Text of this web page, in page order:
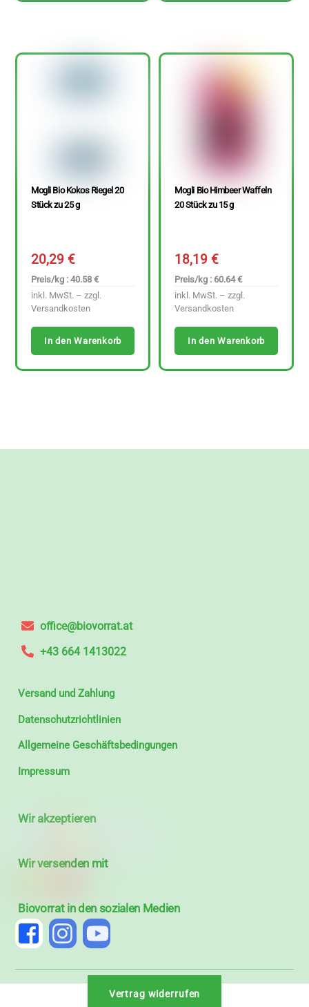
Mogli Bio Kokos Riegel 20
Stück zu 25 g
20,29€
Preis/kg : 40.58 €
inkl. MwSt. – zzgl.
Versandkosten
In den Warenkorb
Mogli Bio Himbeer Waffeln
20 Stück zu 15 g
18,19€
Preis/kg : 60.64 €
inkl. MwSt. – zzgl.
Versandkosten
In den Warenkorb
office@biovorrat.at
+43 664 1413022
Versand und Zahlung
Datenschutzrichtlinien
Allgemeine Geschäftsbedingungen
Impressum
Wir akzeptieren
Wir versenden mit
Biovorrat in den sozialen Medien
Vertrag widerrufen